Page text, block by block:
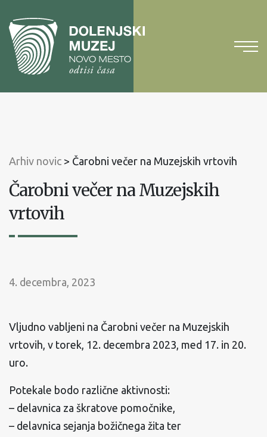
vsebinoNa
glavni
meni
Arhiv novic > Čarobni večer na Muzejskih vrtovih
Čarobni večer na Muzejskih
vrtovih
4. decembra, 2023
Vljudno vabljeni na Čarobni večer na Muzejskih
vrtovih, v torek, 12. decembra 2023, med 17. in 20.
uro.
Potekale bodo različne aktivnosti:
– delavnica za škratove pomočnike,
– delavnica sejanja božičnega žita ter